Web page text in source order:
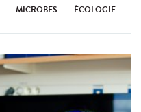
MICROBES ÉCOLOGIE